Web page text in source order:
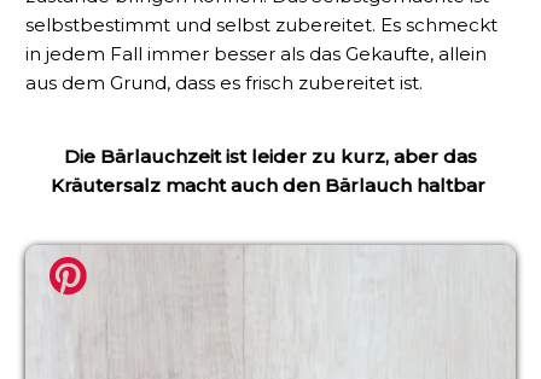
selbstbestimmt und selbst zubereitet. Es schmeckt
in jedem Fall immer besser als das Gekaufte, allein
aus dem Grund, dass es frisch zubereitet ist.
Die Bärlauchzeit ist leider zu kurz, aber das
Kräutersalz macht auch den Bärlauch haltbar